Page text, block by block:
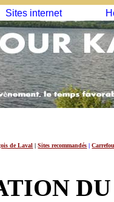
Sites internet
de Laval |Sites recommandés |